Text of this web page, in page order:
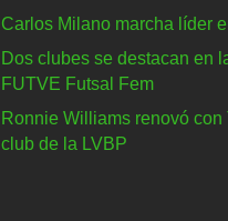
Carlos Milano marcha líder
Dos clubes se destacan en
FUTVE Futsal Fem
Ronnie Williams renovó con
club de la LVBP